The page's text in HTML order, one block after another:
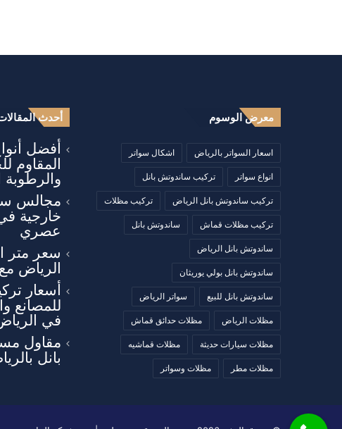
معرض الوسوم
اسعار السواتر بالرياض اشكال سواتر
انواع سواتر تركيب ساندوتش بانل
تركيب ساندوتش بانل الرياض تركيب مظلات
تركيب مظلات قماش ساندوتش بانل
ساندوتش بانل الرياض
ساندوتش بانل بولي يوريثان
ساندوتش بانل للبيع سواتر الرياض
مظلات الرياض مظلات حدائق قماش
مظلات سيارات حديثة مظلات قماشيه
مظلات مطر مظلات وسواتر
أحدث
أفضل
المقاوم
والرطوبة
مجالس
خارجية
عصري
سعر متر
الرياض
أسعار
للمصانع
في
مقاول
بانل